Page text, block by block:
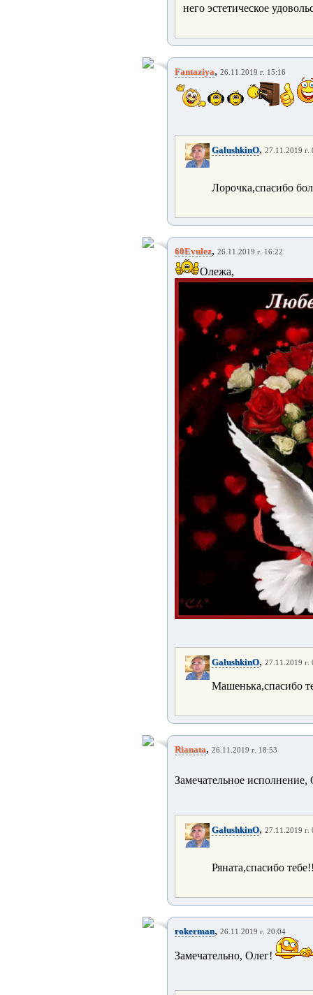
него эстетическое
Fantaziya, 26.11.2019 г. 15:16
GalushkinO, 27.11.2019 г.
Лорочка,спасибо
60Evulez, 26.11.2019 г. 16:22
Олежа,
GalushkinO, 27.11.2019 г.
Машенька,спасибо
Rianata, 26.11.2019 г. 18:53
Замечательное
GalushkinO, 27.11.2019 г.
Ряната,спасибо
rokerman, 26.11.2019 г. 20:04
Замечательно, Олег!